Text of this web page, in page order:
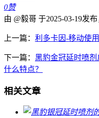
0赞
由 @毅哥 于2025-03-19发
上一篇： 利多卡因-移动使
下一篇： 黑豹金冠延时喷
什么特点？
相关文章